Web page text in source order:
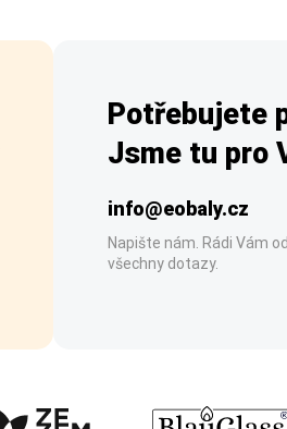
Potřebujete
Jsme tu pro
info@eobaly.cz
Napište nám. Rádi Vám
všechny dotazy.